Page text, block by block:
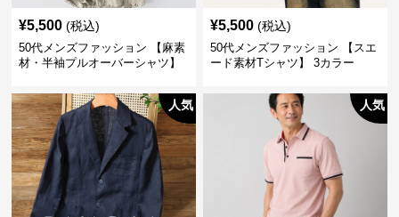
¥5,500 (税込)
50代メンズファッション 【麻素
材・半袖プルオーバーシャツ】
¥5,500 (税込)
50代メンズファッション 【スエ
ード素材Tシャツ】 3カラー
人気 人気